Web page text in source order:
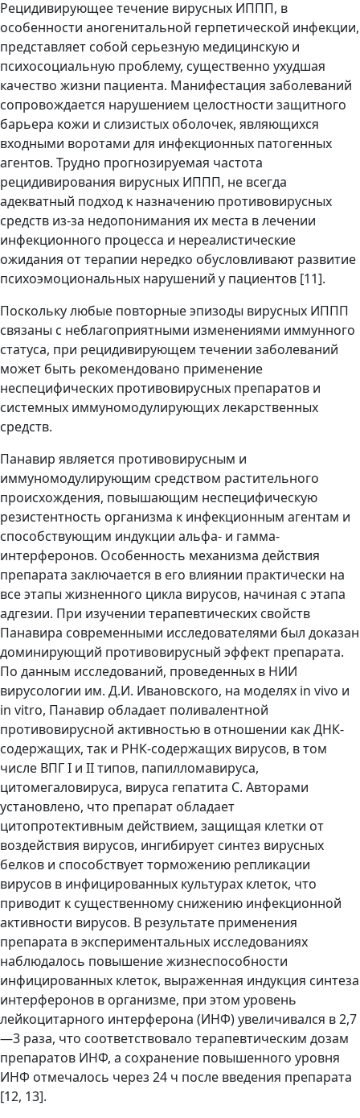
Рецидивирующее течение вирусных ИППП, в
особенности аногенитальной герпетической инфекции,
представляет собой серьезную медицинскую и
психосоциальную проблему, существенно ухудшая
качество жизни пациента. Манифестация заболеваний
сопровождается нарушением целостности защитного
барьера кожи и слизистых оболочек, являющихся
входными воротами для инфекционных патогенных
агентов. Трудно прогнозируемая частота
рецидивирования вирусных ИППП, не всегда
адекватный подход к назначению противовирусных
средств из-за недопонимания их места в лечении
инфекционного процесса и нереалистические
ожидания от терапии нередко обусловливают развитие
психоэмоциональных нарушений у пациентов [11].
Поскольку любые повторные эпизоды вирусных ИППП
связаны с неблагоприятными изменениями иммунного
статуса, при рецидивирующем течении заболеваний
может быть рекомендовано применение
неспецифических противовирусных препаратов и
системных иммуномодулирующих лекарственных
средств.
Панавир является противовирусным и
иммуномодулирующим средством растительного
происхождения, повышающим неспецифическую
резистентность организма к инфекционным агентам и
способствующим индукции альфа- и гамма-
интерферонов. Особенность механизма действия
препарата заключается в его влиянии практически на
все этапы жизненного цикла вирусов, начиная с этапа
адгезии. При изучении терапевтических свойств
Панавира современными исследователями был доказан
доминирующий противовирусный эффект препарата.
По данным исследований, проведенных в НИИ
вирусологии им. Д.И. Ивановского, на моделях in vivo и
in vitro, Панавир обладает поливалентной
противовирусной активностью в отношении как ДНК-
содержащих, так и РНК-содержащих вирусов, в том
числе ВПГ I и II типов, папилломавируса,
цитомегаловируса, вируса гепатита С. Авторами
установлено, что препарат обладает
цитопротективным действием, защищая клетки от
воздействия вирусов, ингибирует синтез вирусных
белков и способствует торможению репликации
вирусов в инфицированных культурах клеток, что
приводит к существенному снижению инфекционной
активности вирусов. В результате применения
препарата в экспериментальных исследованиях
наблюдалось повышение жизнеспособности
инфицированных клеток, выраженная индукция синтеза
интерферонов в организме, при этом уровень
лейкоцитарного интерферона (ИНФ) увеличивался в 2,7
—3 раза, что соответствовало терапевтическим дозам
препаратов ИНФ, а сохранение повышенного уровня
ИНФ отмечалось через 24 ч после введения препарата
[12, 13].